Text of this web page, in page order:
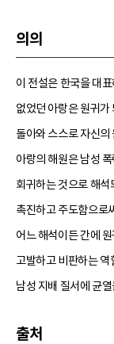
의의
이 전설은 한국을 대
없었던 아랑은 원귀
돌아와 스스로 자신
아랑의 해원은 남성
회귀하는 것으로 해
촉진하고 주도함으로
어느 해석이든 간에
고발하고 비판하는
남성 지배 질서에 균
출처